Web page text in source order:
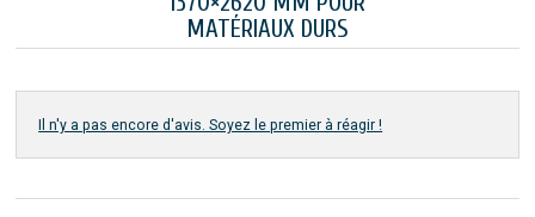
MATÉRIAUX DURS
Il n'y a pas encore d'avis. Soyez le premier à réagir !